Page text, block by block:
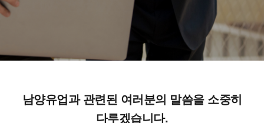
남양유업과 관련된 여러분의 말씀을 소중히
다루겠습니다.